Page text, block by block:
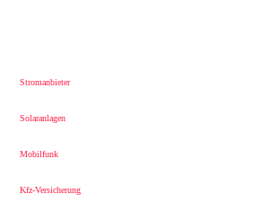
Stromanbieter
Solaranlagen
Mobilfunk
Kfz-Versicherung